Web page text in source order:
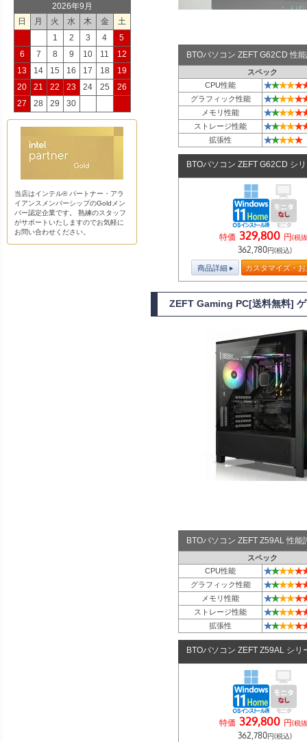
BTOパソコン ZEFT G62CD 性
スペック
CPU性能
★★★★★
グラフィック性能 ★★★★★
メモリ性能 ★★★★★
ストレージ性能 ★★★★★
拡張性 ★★★★★
BTOパソコン ZEFT G62CD シ
特価 329,800 円(税
362,780円(税込)
商品詳細 カスタマイズ・
ZEFT Gaming PC[送料無料]
BTOパソコン ZEFT Z59AL 性能
スペック
CPU性能
★★★★★
グラフィック性能 ★★★★★
メモリ性能 ★★★★★
ストレージ性能 ★★★★★
拡張性 ★★★★★
BTOパソコン ZEFT Z59AL シリ
特価 329,800 円(税
362,780円(税込)
2026年9月
日
月 火 水 木 金
土
1
2 3 4
5
6
7 8 9 10 11
12
13
14 15 16 17 18
19
20
21 22 23 24 25
26
27
28 29 30
当店はインテル® パートナー・アラ
イアンスメンバーシップのGoldメン
バー認定企業です。 熟練のスタッフ
がサポートいたしますのでお気軽に
お問い合わせください。